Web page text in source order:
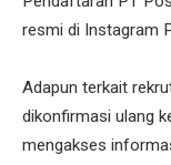
resmi di Instagram
Adapun terkait
dikonfirmasi ulang
mengakses